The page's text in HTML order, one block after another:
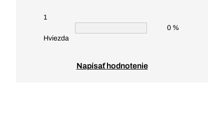
1
Hviezda
0 %
Napísať hodnotenie